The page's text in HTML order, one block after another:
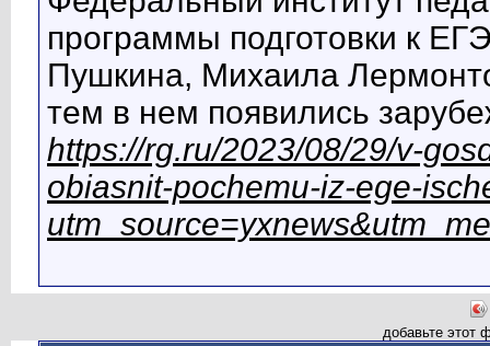
программы подготовки к
Пушкина, Михаила
тем в нем появились
https://rg.ru/2023/08/29/v-
obiasnit-pochemu-iz-ege-
добавьте этот